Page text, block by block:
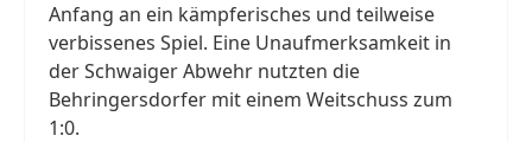
Anfang an ein kämpferisches und teilweise
verbissenes Spiel. Eine Unaufmerksamkeit in
der Schwaiger Abwehr nutzten die
Behringersdorfer mit einem Weitschuss zum
1:0.